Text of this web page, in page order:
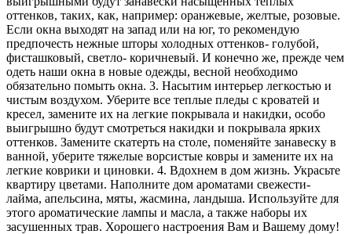
оттенков, таких, как, например: оранжевые, желтые, розовые.
Если окна выходят на запад или на юг, то рекомендую
предпочесть нежные шторы холодных оттенков- голубой,
фисташковый, светло- коричневый. И конечно же, прежде чем
одеть наши окна в новые одежды, весной необходимо
обязательно помыть окна. 3. Насытим интерьер легкостью и
чистым воздухом. Уберите все теплые пледы с кроватей и
кресел, замените их на легкие покрывала и накидки, особо
выигрышно будут смотреться накидки и покрывала ярких
оттенков. Замените скатерть на столе, поменяйте занавеску в
ванной, уберите тяжелые ворсистые ковры и замените их на
легкие коврики и циновки. 4. Вдохнем в дом жизнь. Украсьте
квартиру цветами. Наполните дом ароматами свежести-
лайма, апельсина, мяты, жасмина, ландыша. Используйте для
этого ароматические лампы и масла, а также наборы их
засушенных трав. Хорошего настроения Вам и Вашему дому!